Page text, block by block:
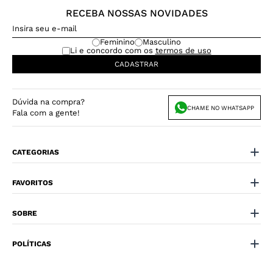
RECEBA NOSSAS NOVIDADES
Feminino
Masculino
Li e concordo com os termos de uso
CADASTRAR
Dúvida na compra?
Fala com a gente!
CHAME NO WHATSAPP
CATEGORIAS
FAVORITOS
SOBRE
POLÍTICAS